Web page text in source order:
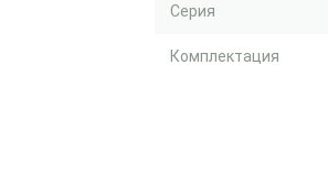
Серия
Комплектация